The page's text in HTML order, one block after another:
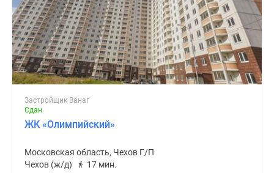
Застройщик Ванаг
Сдан
ЖК «Олимпийский»
Московская область, Чехов Г/П
Чехов (ж/д)
17 мин.